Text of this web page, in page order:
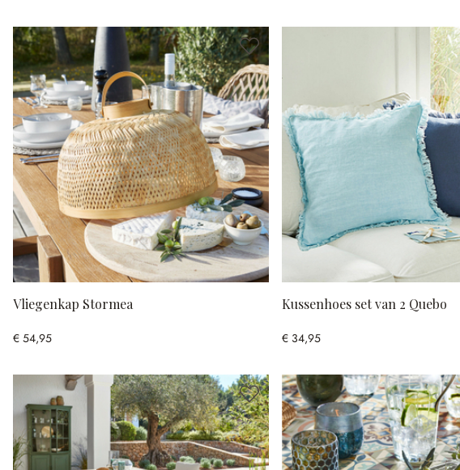
Vliegenkap Stormea
€ 54,95
Kussenhoes set van 2 Quebo
€ 34,95